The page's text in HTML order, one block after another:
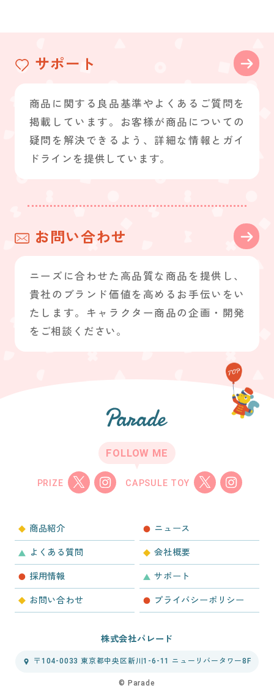
サポート
商品に関する良品基準やよくあるご質問を
掲載しています。お客様が商品についての
疑問を解決できるよう、詳細な情報とガイ
ドラインを提供しています。
お問い合わせ
ニーズに合わせた高品質な商品を提供し、
貴社のブランド価値を高めるお手伝いをい
たします。キャラクター商品の企画・開発
をご相談ください。
FOLLOW ME
PRIZE CAPSULE TOY
商品紹介 ニュース
よくある質問 会社概要
採用情報 サポート
お問い合わせ プライバシーポリシー
株式会社パレード
〒104-0033 東京都中央区新川1-6-11 ニューリバータワー8F
©︎ Parade